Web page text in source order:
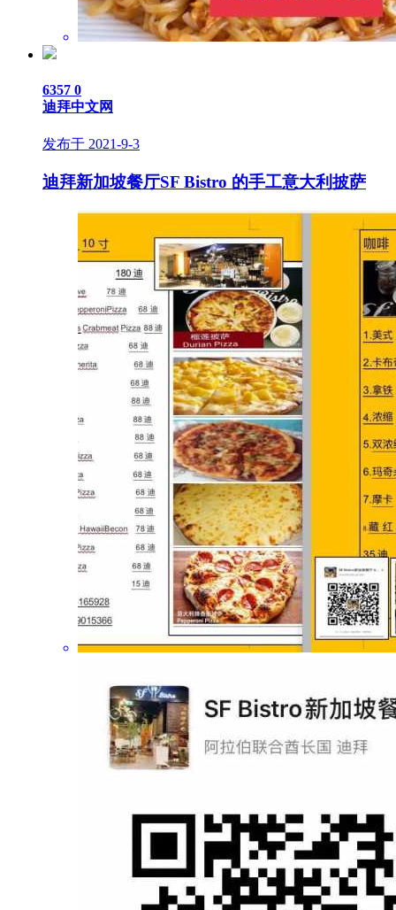
6357 0
迪拜中文网
发布于 2021-9-3
迪拜新加坡餐厅SF Bistro 的手工意大利披萨